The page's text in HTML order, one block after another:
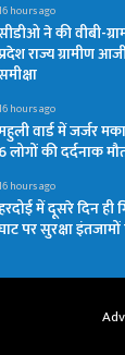
16 hours ago
ने की वीबी-
राज्य ग्रामीण
16 hours ago
वार्ड में जर्जर
6 लोगों की दर्दनाक
16 hours ago
में दूसरे दिन ही
पर सुरक्षा